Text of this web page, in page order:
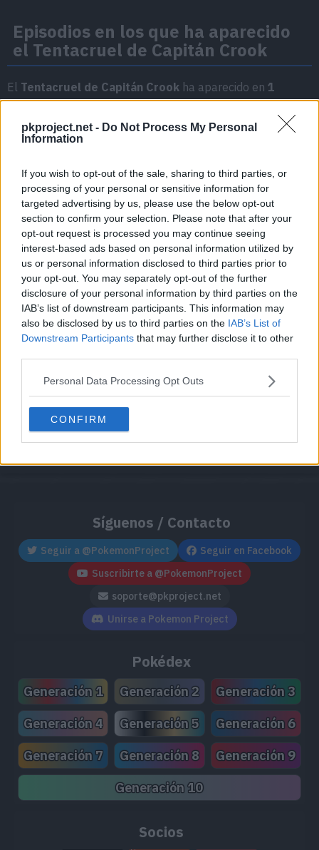
pkproject.net - Do Not Process My Personal
Information
If you wish to opt-out of the sale, sharing to third parties, or
processing of your personal or sensitive information for
targeted advertising by us, please use the below opt-out
section to confirm your selection. Please note that after your
opt-out request is processed you may continue seeing
interest-based ads based on personal information utilized by
us or personal information disclosed to third parties prior to
your opt-out. You may separately opt-out of the further
disclosure of your personal information by third parties on the
IAB’s list of downstream participants. This information may
also be disclosed by us to third parties on the IAB’s List of
Downstream Participants that may further disclose it to other
Personal Data Processing Opt Outs
CONFIRM
Episodios en los que ha aparecido
el Tentacruel de Capitán Crook
El Tentacruel de Capitán Crook ha aparecido en 1
episodio:
Temporada 2
Episodio 32
¡Vivan los Lapras!
Cache: on | Queries: 1 | Generation time:1ms
Síguenos / Contacto
Seguir a @PokemonProject
Seguir en Facebook
Suscribirte a @PokemonProject
soporte@pkproject.net
Unirse a Pokemon Project
Pokédex
Generación 1 Generación 2
Generación 3
Generación 4
Generación 5
Generación 6
Generación 7
Generación 8
Generación 9
Generación 10
Socios